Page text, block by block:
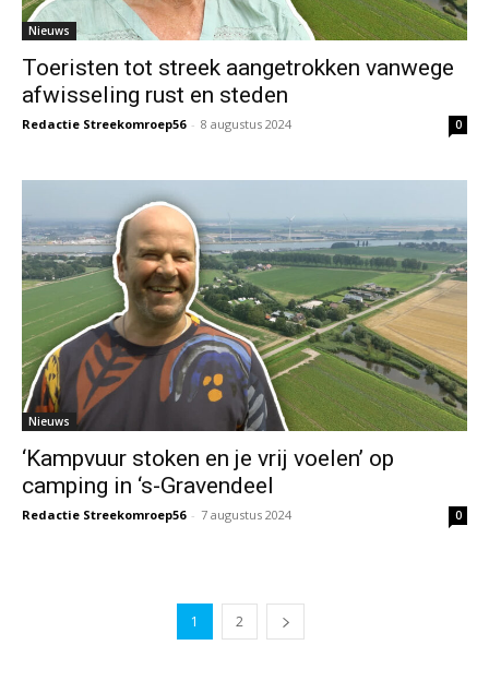
Nieuws
Toeristen tot streek aangetrokken vanwege
afwisseling rust en steden
Redactie Streekomroep56 - 8 augustus 2024 0
Nieuws
‘Kampvuur stoken en je vrij voelen’ op
camping in ‘s-Gravendeel
Redactie Streekomroep56 - 7 augustus 2024 0
1 2